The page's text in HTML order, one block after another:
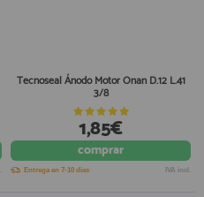
Tecnoseal Ánodo Motor Onan D.12 L.41
3/8
1,85€
comprar
Entrega en 7-10 días IVA incl.